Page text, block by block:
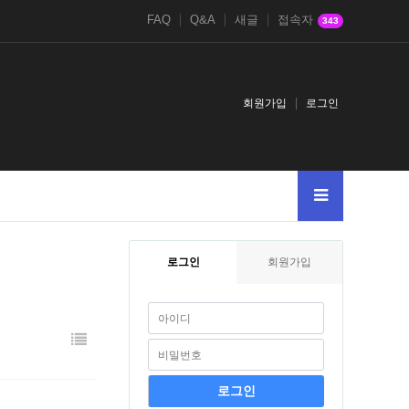
FAQ Q&A 새글 접속자 343
회원가입 로그인
로그인 회원가입